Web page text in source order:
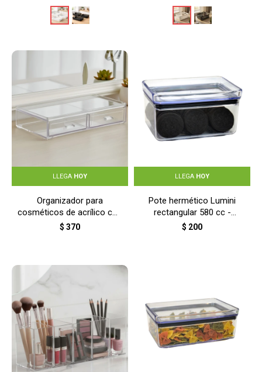
LLEGA HOY
Organizador para
cosméticos de acrílico con
dos cajones -
$ 370
LLEGA HOY
Pote hermético Lumini
rectangular 580 cc -
TRANSPARENTE
$ 200